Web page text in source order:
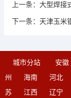
上一条： 大型焊接
下一条： 天津玉米
城市分站 安徽
州
海南 河北
苏
江西 辽宁